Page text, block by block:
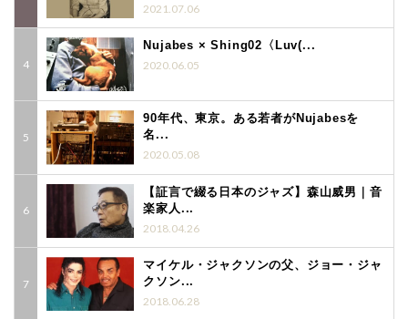
2021.07.06
Nujabes × Shing02〈Luv(...
2020.06.05
90年代、東京。ある若者がNujabesを
名...
2020.05.08
【証言で綴る日本のジャズ】森山威男｜音
楽家人...
2018.04.26
マイケル・ジャクソンの父、ジョー・ジャ
クソン...
2018.06.28